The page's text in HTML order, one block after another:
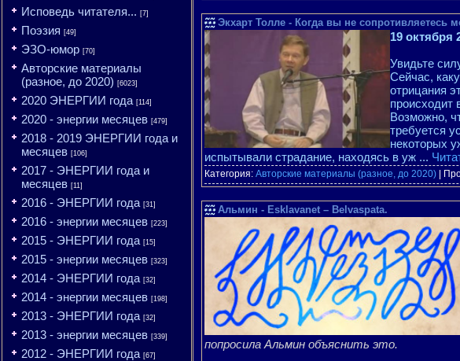
Исповедь читателя... [7]
Поэзия [49]
ЭЗО-юмор [70]
Авторские материалы
(разное, до 2020) [6023]
2020 ЭНЕРГИИ года [114]
2020 - энергии месяцев [479]
2018 - 2019 ЭНЕРГИИ года и
месяцев [106]
2017 - ЭНЕРГИИ года и
месяцев [11]
2016 - ЭНЕРГИИ года [31]
2016 - энергии месяцев [223]
2015 - ЭНЕРГИИ года [15]
2015 - энергии месяцев [323]
2014 - ЭНЕРГИИ года [32]
2014 - энергии месяцев [198]
2013 - ЭНЕРГИИ года [32]
2013 - энергии месяцев [339]
2012 - ЭНЕРГИИ года [67]
Экхарт Толле - Когда вы не сопротивляетесь
19 октября
Увидьте
Сейчас,
отрицания
происходит
Возможно,
требуется
некоторых
испытывали страдание, находясь в уж ...
Категория: Авторские материалы (разное, до 2020) |
Альмин - Esklavanet – Belvaspata.
попросила Альмин объяснить это.